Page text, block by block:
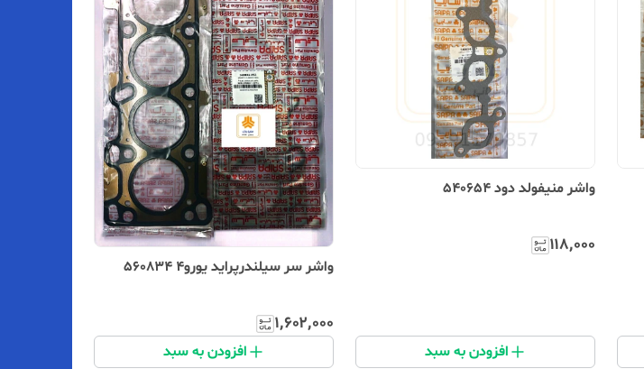
واشر منیفولد دود ۵۴۰۶۵۴
۱۱۸٬۰۰۰
افزودن به سبد
واشر سر سیلندرپراید یورو۴ 560834
۱٬۶۰۲٬۰۰۰
افزودن به سبد